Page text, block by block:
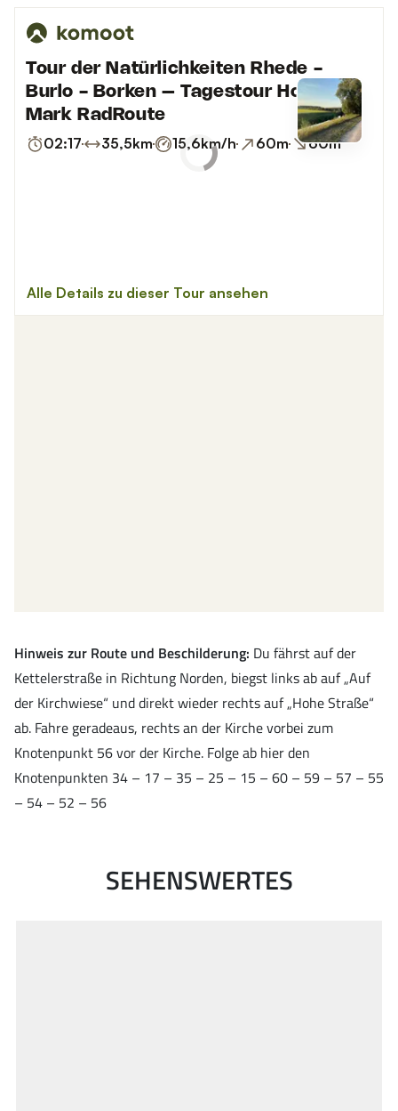
Hinweis zur Route und Beschilderung: Du fährst auf der
Kettelerstraße in Richtung Norden, biegst links ab auf „Auf
der Kirchwiese“ und direkt wieder rechts auf „Hohe Straße“
ab. Fahre geradeaus, rechts an der Kirche vorbei zum
Knotenpunkt 56 vor der Kirche. Folge ab hier den
Knotenpunkten 34 – 17 – 35 – 25 – 15 – 60 – 59 – 57 – 55
– 54 – 52 – 56
SEHENSWERTES